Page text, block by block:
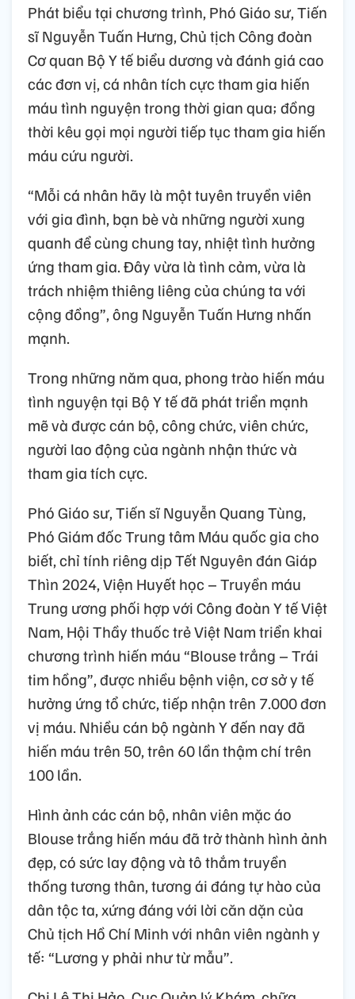
Phát biểu tại chương trình, Phó Giáo sư, Tiến
sĩ Nguyễn Tuấn Hưng, Chủ tịch Công đoàn
Cơ quan Bộ Y tế biểu dương và đánh giá cao
các đơn vị, cá nhân tích cực tham gia hiến
máu tình nguyện trong thời gian qua; đồng
thời kêu gọi mọi người tiếp tục tham gia hiến
máu cứu người.
“Mỗi cá nhân hãy là một tuyên truyền viên
với gia đình, bạn bè và những người xung
quanh để cùng chung tay, nhiệt tình hưởng
ứng tham gia. Đây vừa là tình cảm, vừa là
trách nhiệm thiêng liêng của chúng ta với
cộng đồng”, ông Nguyễn Tuấn Hưng nhấn
mạnh.
Trong những năm qua, phong trào hiến máu
tình nguyện tại Bộ Y tế đã phát triển mạnh
mẽ và được cán bộ, công chức, viên chức,
người lao động của ngành nhận thức và
tham gia tích cực.
Phó Giáo sư, Tiến sĩ Nguyễn Quang Tùng,
Phó Giám đốc Trung tâm Máu quốc gia cho
biết, chỉ tính riêng dịp Tết Nguyên đán Giáp
Thìn 2024, Viện Huyết học – Truyền máu
Trung ương phối hợp với Công đoàn Y tế Việt
Nam, Hội Thầy thuốc trẻ Việt Nam triển khai
chương trình hiến máu “Blouse trắng – Trái
tim hồng”, được nhiều bệnh viện, cơ sở y tế
hưởng ứng tổ chức, tiếp nhận trên 7.000 đơn
vị máu. Nhiều cán bộ ngành Y đến nay đã
hiến máu trên 50, trên 60 lần thậm chí trên
100 lần.
Hình ảnh các cán bộ, nhân viên mặc áo
Blouse trắng hiến máu đã trở thành hình ảnh
đẹp, có sức lay động và tô thắm truyền
thống tương thân, tương ái đáng tự hào của
dân tộc ta, xứng đáng với lời căn dặn của
Chủ tịch Hồ Chí Minh với nhân viên ngành y
tế: “Lương y phải như từ mẫu”.